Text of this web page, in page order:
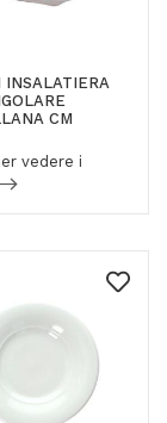
INSALATIERA
CM
vedere i